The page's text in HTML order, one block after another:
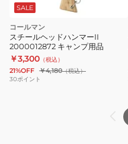
SALE
コールマン
スチールヘッドハンマーII
2000012872 キャンプ用品
￥3,300 （税込）
21%OFF ￥4,180（税込）
30ポイント